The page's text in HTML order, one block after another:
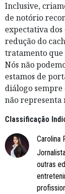
Inclusive,
de notório
expectativa
redução do
tratamento que
Nós não
estamos de
diálogo sempre
não representa
Classificação
Carolina
outras